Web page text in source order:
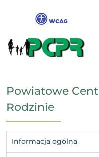
Powiatowe
Rodzinie
Informacja ogólna